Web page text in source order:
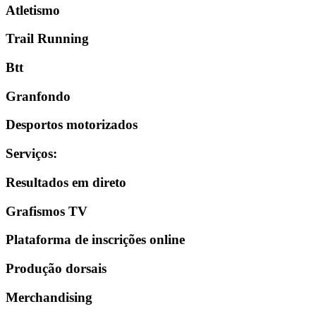
Atletismo
Trail Running
Btt
Granfondo
Desportos motorizados
Serviços:
Resultados em direto
Grafismos TV
Plataforma de inscrições online
Produção dorsais
Merchandising